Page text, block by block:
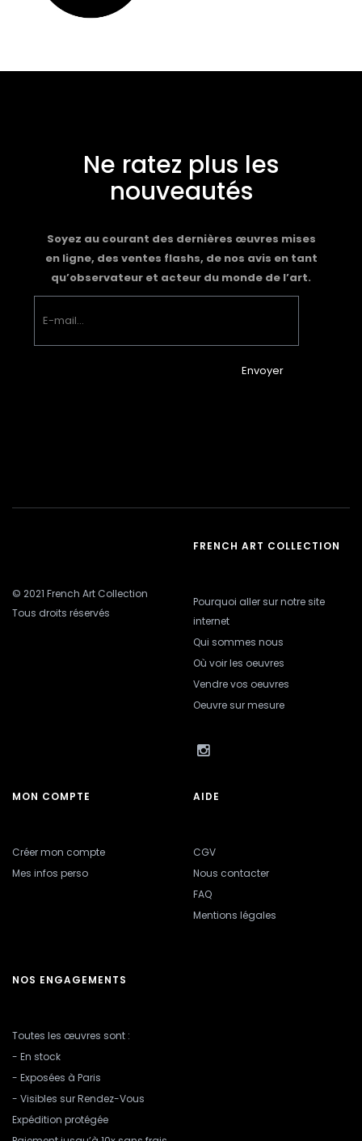
Ne ratez plus les
nouveautés
Soyez au courant des dernières œuvres mises
en ligne, des ventes flashs, de nos avis en tant
qu’observateur et acteur du monde de l’art.
Envoyer
© 2021 French Art Collection
Tous droits réservés
FRENCH ART COLLECTION
Pourquoi aller sur notre site
internet
Qui sommes nous
Où voir les oeuvres
Vendre vos oeuvres
Oeuvre sur mesure
MON COMPTE
Créer mon compte
Mes infos perso
AIDE
CGV
Nous contacter
FAQ
Mentions légales
NOS ENGAGEMENTS
Toutes les œuvres sont :
- En stock
- Exposées à Paris
- Visibles sur Rendez-Vous
Expédition protégée